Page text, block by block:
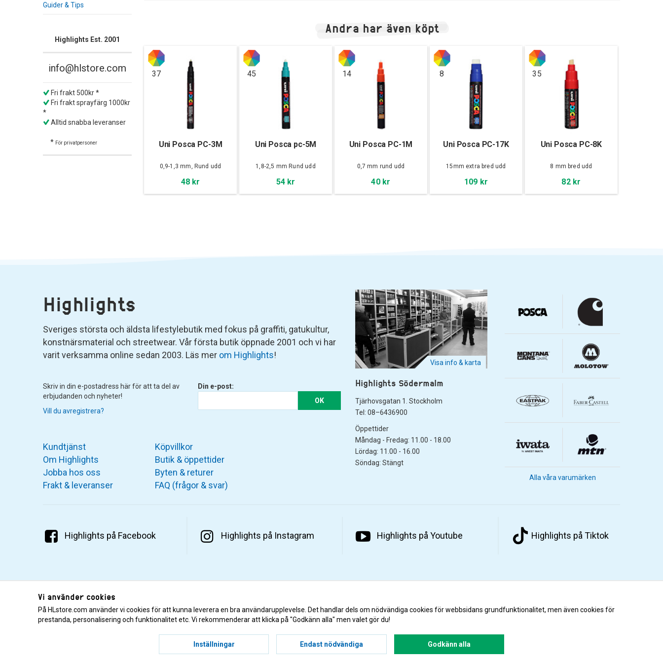
Guider & Tips
Highlights Est. 2001
info@hlstore.com
Fri frakt 500kr *
Fri frakt sprayfärg 1000kr
*
Alltid snabba leveranser
* För privatpersoner
Andra har även köpt
37
Uni Posca PC-3M
0,9-1,3 mm, Rund udd
48 kr
45
Uni Posca pc-5M
1,8-2,5 mm Rund udd
54 kr
14
Uni Posca PC-1M
0,7 mm rund udd
40 kr
8
Uni Posca PC-17K
15mm extra bred udd
109 kr
35
Uni Posca PC-8K
8 mm bred udd
82 kr
Highlights
Sveriges största och äldsta lifestylebutik med fokus på graffiti, gatukultur,
konstnärsmaterial och streetwear. Vår första butik öppnade 2001 och vi har
varit verksamma online sedan 2003. Läs mer om Highlights!
Skriv in din e-postadress här för att ta del av
erbjudanden och nyheter!
Vill du avregistrera?
Din e-post:
OK
Visa info & karta
Highlights Södermalm
Tjärhovsgatan 1. Stockholm
Tel: 08–6436900
Öppettider
Måndag - Fredag: 11.00 - 18.00
Lördag: 11.00 - 16.00
Söndag: Stängt
Kundtjänst
Om Highlights
Jobba hos oss
Frakt & leveranser
Köpvillkor
Butik & öppettider
Byten & returer
FAQ (frågor & svar)
Alla våra varumärken
Highlights på Facebook Highlights på Instagram Highlights på Youtube Highlights på Tiktok
© 2001–2026 Highlights/KR Distribution AB.
Vi använder cookies
På HLstore.com använder vi cookies för att kunna leverera en bra användarupplevelse. Det handlar dels om nödvändiga cookies för webbsidans grundfunktionalitet, men även cookies för
prestanda, personalisering och funktionalitet etc. Vi rekommenderar att klicka på "Godkänn alla" men valet gör du!
Inställningar Endast nödvändiga Godkänn alla